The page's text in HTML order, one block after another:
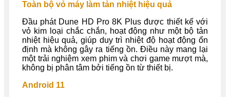
Toàn bộ vỏ máy làm tản nhiệt hiệu quả
Đầu phát Dune HD Pro 8K Plus được thiết kế với
vỏ kim loại chắc chắn, hoạt động như một bộ tản
nhiệt hiệu quả, giúp duy trì nhiệt độ hoạt động ổn
định mà không gây ra tiếng ồn. Điều này mang lại
một trải nghiệm xem phim và chơi game mượt mà,
không bị phân tâm bởi tiếng ồn từ thiết bị.
Android 11